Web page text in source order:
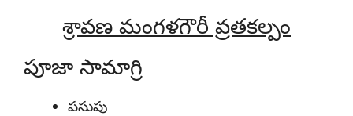
శ్రావణ మంగళగౌరీ వ్రతకల్పం
పూజా సామాగ్రి
పసుపు